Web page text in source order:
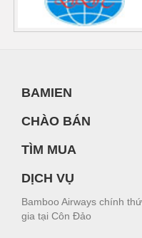
BAMIEN
CHÀO BÁN
TÌM MUA
DỊCH VỤ
Bamboo Airways chính
gia tại Côn Đảo